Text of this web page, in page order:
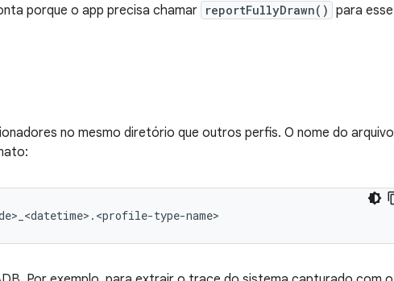
porque o app precisa chamar reportFullyDrawn() para esse
no mesmo diretório que outros perfis. O nome do arquivo